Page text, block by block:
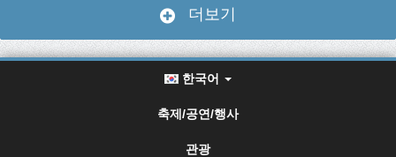
더보기
한국어
축제/공연/행사
관광